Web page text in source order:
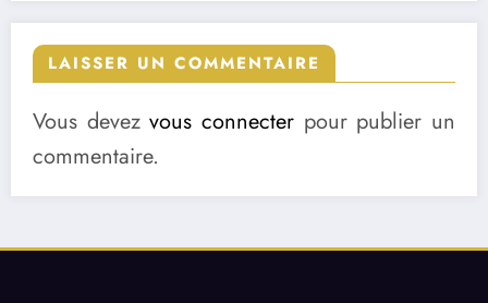
LAISSER UN COMMENTAIRE
Vous devezvous connecter pour publier un
commentaire.